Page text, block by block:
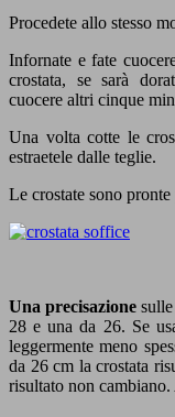
Procedete allo stesso
Infornate e fate
crostata, se sarà
cuocere altri cinque
Una volta cotte le
estraetele dalle teglie.
Le crostate sono pronte
Una precisazione
28 e una da 26. Se
leggermente meno
da 26 cm la crostata
risultato non